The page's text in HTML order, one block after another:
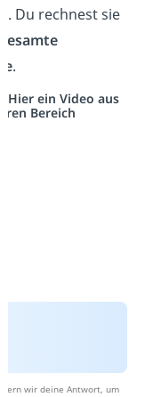
Du rechnest sie
gesamte
.
ein Video aus
Bereich
wir deine Antwort, um